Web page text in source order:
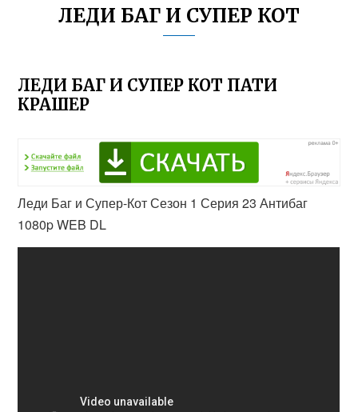
ЛЕДИ БАГ И СУПЕР КОТ
ЛЕДИ БАГ И СУПЕР КОТ ПАТИ
КРАШЕР
Леди Баг и Супер-Кот Сезон 1 Серия 23 Антибаг
1080p WEB DL